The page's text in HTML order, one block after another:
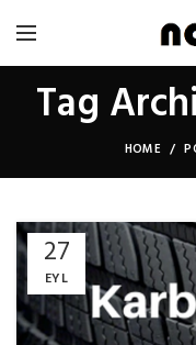
Tag
HOME
27
EYL